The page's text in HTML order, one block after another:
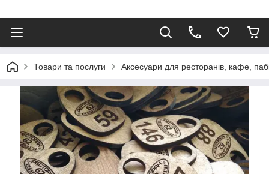
Товари та послуги Аксесуари для ресторанів, кафе,